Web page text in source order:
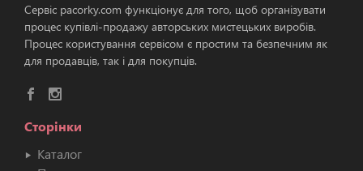
Сервіс pacorky.com функціонує для того, щоб організувати
процес купівлі-продажу авторських мистецьких виробів.
Процес користування сервісом є простим та безпечним як
для продавців, так і для покупців.
Сторінки
Каталог